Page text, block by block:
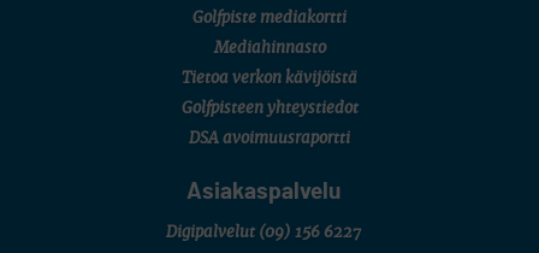
Golfpiste mediakortti
Mediahinnasto
Tietoa verkon kävijöistä
Golfpisteen yhteystiedot
DSA avoimuusraportti
Asiakaspalvelu
Digipalvelut (09) 156 6227